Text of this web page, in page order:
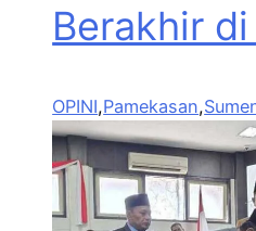
Berakhir
OPINI,Pamekasan,